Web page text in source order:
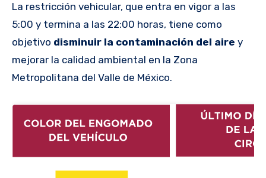
La restricción vehicular, que entra en vigor a las
5:00 y termina a las 22:00 horas, tiene como
objetivo disminuir la contaminación del aire y
mejorar la calidad ambiental en la Zona
Metropolitana del Valle de México.